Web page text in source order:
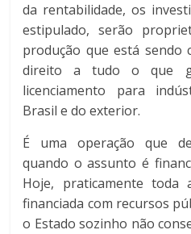
da rentabilidade, os
estipulado, serão
produção que está sendo
direito a tudo o que
licenciamento para
Brasil e do exterior.
É uma operação que
quando o assunto é
Hoje, praticamente toda
financiada com recursos
o Estado sozinho não